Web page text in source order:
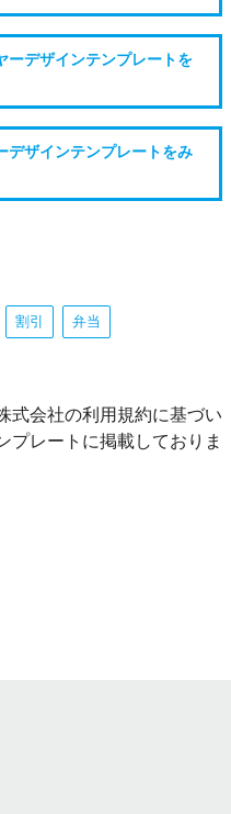
ーデザインテンプレートを
デザインテンプレートをみ
割引 弁当
式会社の利用規約に基づい
プレートに掲載しておりま